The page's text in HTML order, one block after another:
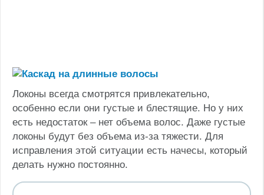
Локоны всегда смотрятся привлекательно,
особенно если они густые и блестящие. Но у них
есть недостаток – нет объема волос. Даже густые
локоны будут без объема из-за тяжести. Для
исправления этой ситуации есть начесы, который
делать нужно постоянно.